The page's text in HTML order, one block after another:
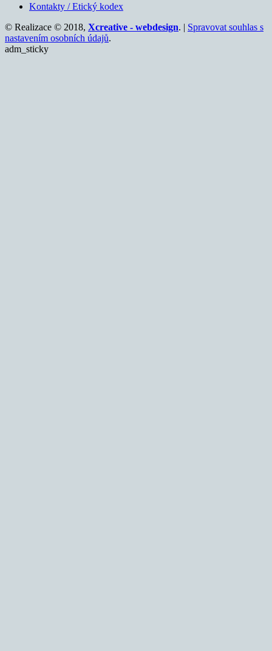
Kontakty / Etický kodex
© Realizace © 2018, Xcreative - webdesign. | Spravovat souhlas s
nastavením osobních údajů.
adm_sticky